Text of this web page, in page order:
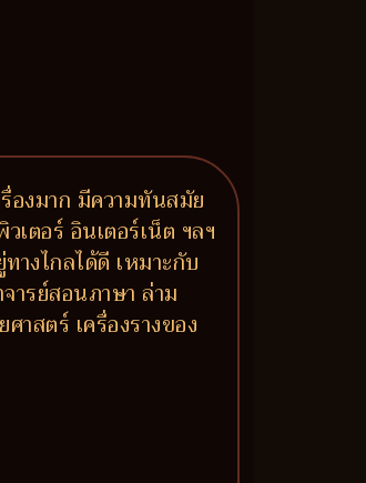
องมาก มีความทันสมัย
เตอร์ อินเตอร์เน็ต ฯลฯ
างไกลได้ดี เหมาะกับ
ารย์สอนภาษา ล่าม
สตร์ เครื่องรางของ